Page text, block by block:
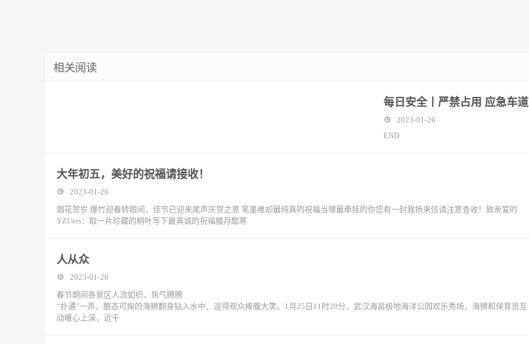
相关阅读
每日安全丨严禁占用 应急车道
2023-01-26
END
大年初五，美好的祝福请接收！
2023-01-26
烟花贺岁 爆竹迎春转眼间，佳节已迎来尾声庆贺之意 笔墨难却最纯真的祝福当赠最牵挂的你您有一封我扬来信请注意查收！致亲爱的
YZUers：取一片珍藏的桐叶写下最真诚的祝福腊月酷寒
人从众
2023-01-26
春节期间各景区人流如织，热气腾腾
“扑通”一声，憨态可掬的海狮翻身钻入水中，逗得观众捧腹大笑。1月25日11时20分，武汉海昌极地海洋公园欢乐秀场，海狮和保育员互
动暖心上演，近千